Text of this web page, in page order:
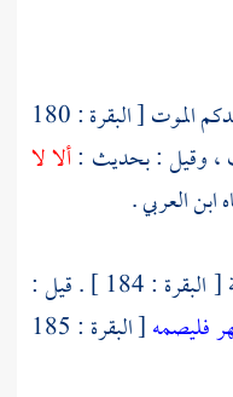
قوله تعالى : كتب عليكم إذا حضر أحدكم الموت [ البقرة : 180
، وقيل : بحديث :ألا لا
ابن العربي.
قوله تعالى : وعلى الذين يطيقونه فدية [ البقرة : 184 ] . قيل :
فليصمه
[ البقرة : 185